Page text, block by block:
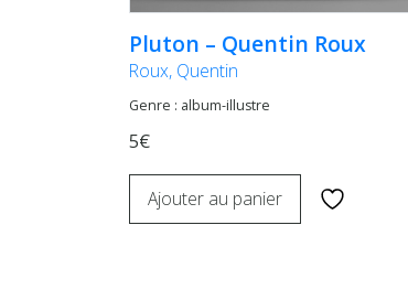
Pluton – Quentin Roux
Roux, Quentin
Genre : album-illustre
5€
Ajouter au panier